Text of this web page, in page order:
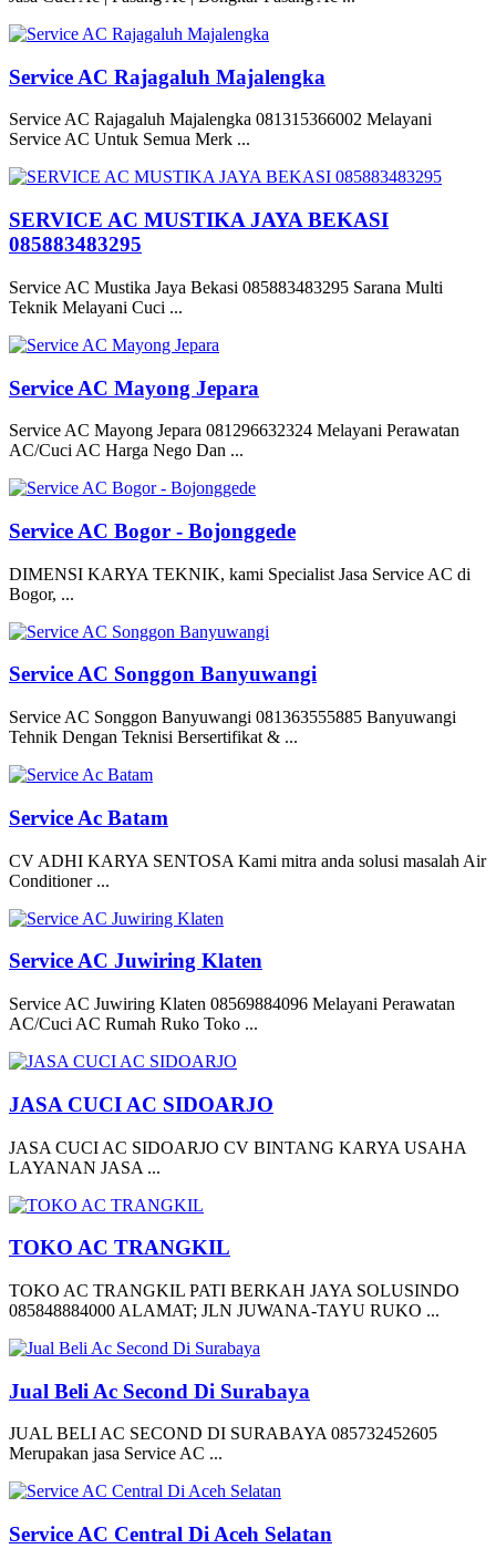
Service AC Rajagaluh Majalengka
Service AC Rajagaluh Majalengka 081315366002 Melayani
Service AC Untuk Semua Merk ...
SERVICE AC MUSTIKA JAYA BEKASI
085883483295
Service AC Mustika Jaya Bekasi 085883483295 Sarana Multi
Teknik Melayani Cuci ...
Service AC Mayong Jepara
Service AC Mayong Jepara 081296632324 Melayani Perawatan
AC/Cuci AC Harga Nego Dan ...
Service AC Bogor - Bojonggede
DIMENSI KARYA TEKNIK, kami Specialist Jasa Service AC di
Bogor, ...
Service AC Songgon Banyuwangi
Service AC Songgon Banyuwangi 081363555885 Banyuwangi
Tehnik Dengan Teknisi Bersertifikat & ...
Service Ac Batam
CV ADHI KARYA SENTOSA Kami mitra anda solusi masalah Air
Conditioner ...
Service AC Juwiring Klaten
Service AC Juwiring Klaten 08569884096 Melayani Perawatan
AC/Cuci AC Rumah Ruko Toko ...
JASA CUCI AC SIDOARJO
JASA CUCI AC SIDOARJO CV BINTANG KARYA USAHA
LAYANAN JASA ...
TOKO AC TRANGKIL
TOKO AC TRANGKIL PATI BERKAH JAYA SOLUSINDO
085848884000 ALAMAT; JLN JUWANA-TAYU RUKO ...
Jual Beli Ac Second Di Surabaya
JUAL BELI AC SECOND DI SURABAYA 085732452605
Merupakan jasa Service AC ...
Service AC Central Di Aceh Selatan